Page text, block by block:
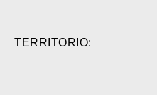
TERRITORIO: